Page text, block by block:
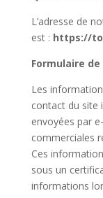
L’adresse de
est : https://
Formulaire
Les
contact du site
envoyées par
commerciales
Ces
sous un
informations